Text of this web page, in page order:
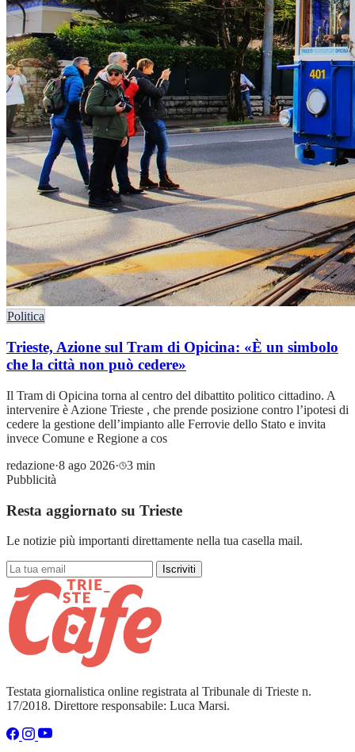
Politica
Trieste, Azione sul Tram di Opicina: «È un simbolo
che la città non può cedere»
Il Tram di Opicina torna al centro del dibattito politico cittadino. A
intervenire è Azione Trieste , che prende posizione contro l’ipotesi di
cedere la gestione dell’impianto alle Ferrovie dello Stato e invita
invece Comune e Regione a cos
redazione·8 ago 2026·
3 min
Pubblicità
Resta aggiornato su Trieste
Le notizie più importanti direttamente nella tua casella mail.
Iscriviti
Testata giornalistica online registrata al Tribunale di Trieste n.
17/2018. Direttore responsabile: Luca Marsi.